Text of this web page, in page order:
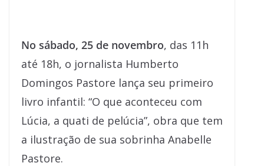
No sábado, 25 de novembro, das 11h
até 18h, o jornalista Humberto
Domingos Pastore lança seu primeiro
livro infantil: “O que aconteceu com
Lúcia, a quati de pelúcia”, obra que tem
a ilustração de sua sobrinha Anabelle
Pastore.